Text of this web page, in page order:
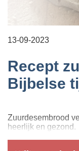
13-09-2023
Recept
Bijbelse
Zuurdesembrood
heerlijk en gezond.